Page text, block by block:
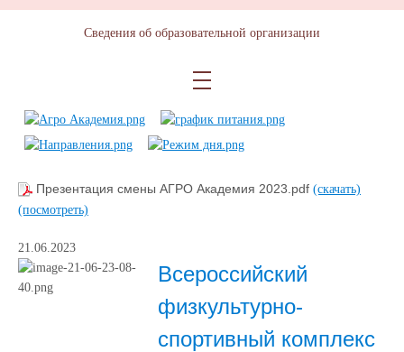
Презентация смены АГРО Академия 2023.pdf (скачать)
(посмотреть)
21.06.2023
Всероссийский
физкультурно-
спортивный комплекс
Сведения об образовательной организации